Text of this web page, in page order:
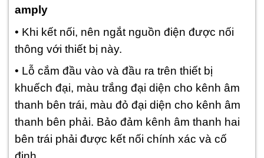
amply
• Khi kết nối, nên ngắt nguồn điện được nối
thông với thiết bị này.
• Lỗ cắm đầu vào và đầu ra trên thiết bị
khuếch đại, màu trắng đại diện cho kênh âm
thanh bên trái, màu đỏ đại diện cho kênh âm
thanh bên phải. Bảo đảm kênh âm thanh hai
bên trái phải được kết nối chính xác và cố